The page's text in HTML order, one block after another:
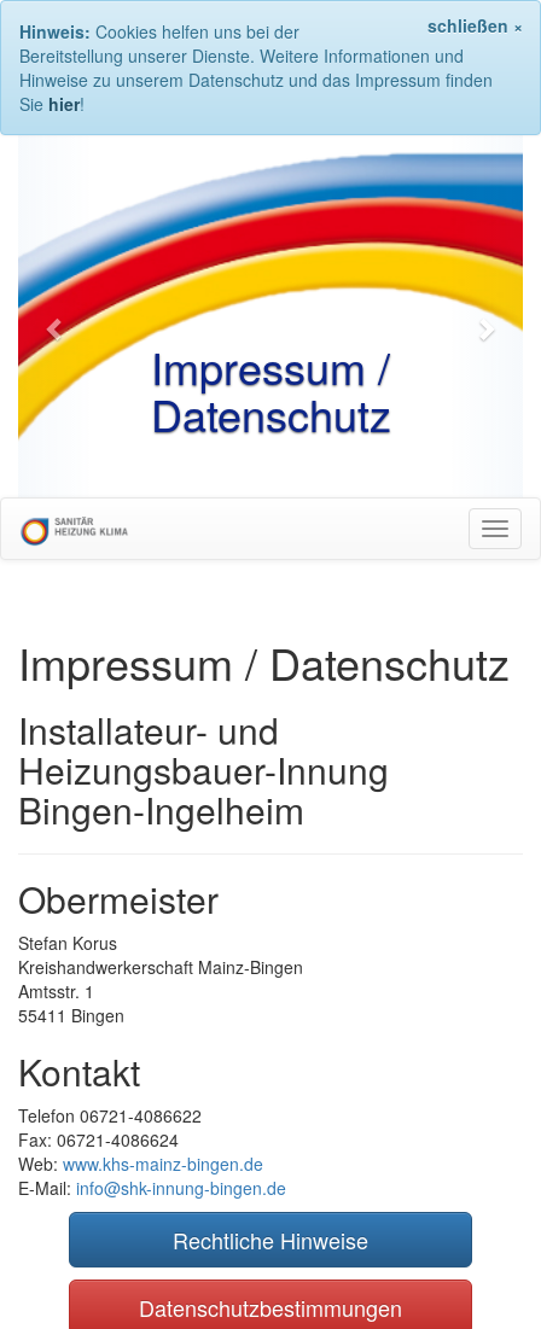
schließen ×
Hinweis: Cookies helfen uns bei der
Bereitstellung unserer Dienste. Weitere Informationen und
Hinweise zu unserem Datenschutz und das Impressum finden
Sie hier!
Impressum /
Datenschutz
Next
Impressum / Datenschutz
Installateur- und
Heizungsbauer-Innung
Bingen-Ingelheim
Obermeister
Stefan Korus
Kreishandwerkerschaft Mainz-Bingen
Amtsstr. 1
55411 Bingen
Kontakt
Telefon 06721-4086622
Fax: 06721-4086624
Web: www.khs-mainz-bingen.de
E-Mail: info@shk-innung-bingen.de
Rechtliche Hinweise
Datenschutzbestimmungen